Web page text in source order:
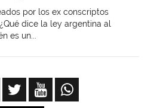
por los ex conscriptos
dice la ley argentina al
es un...